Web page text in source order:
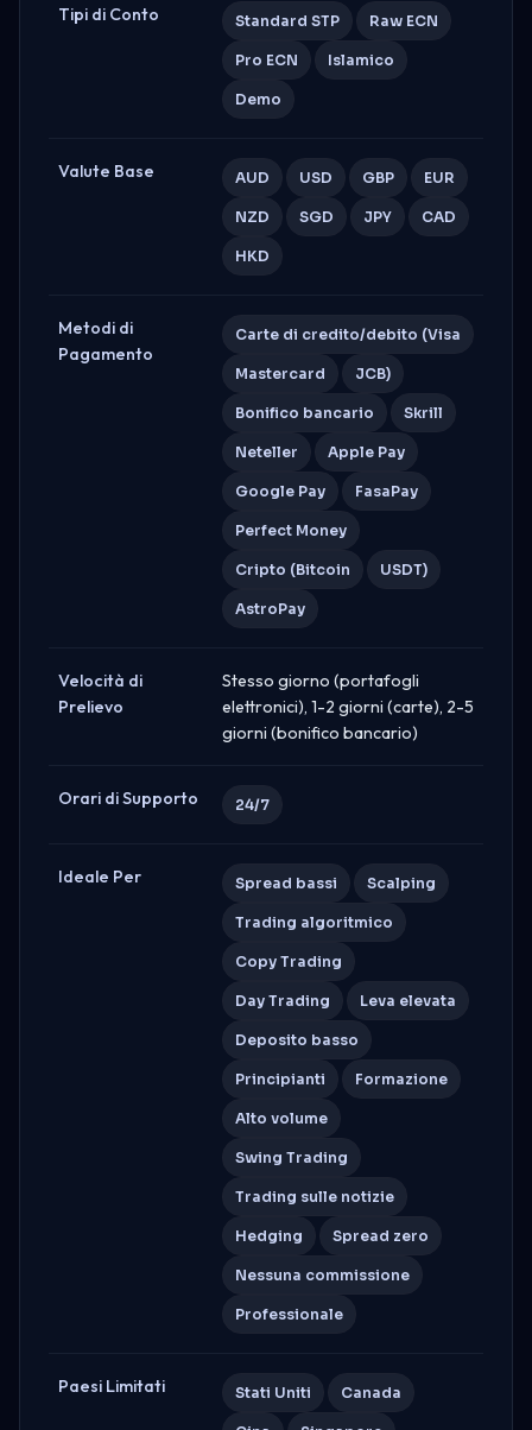
Tipi di Conto Standard STP Raw ECN
Pro ECN Islamico
Demo
Valute Base AUD USD GBP EUR
NZD SGD JPY CAD
HKD
Metodi di
Pagamento
Carte di credito/debito (Visa
Mastercard JCB)
Bonifico bancario Skrill
Neteller Apple Pay
Google Pay FasaPay
Perfect Money
Cripto (Bitcoin USDT)
AstroPay
Velocità di
Prelievo
Stesso giorno (portafogli
elettronici), 1-2 giorni (carte), 2-5
giorni (bonifico bancario)
Orari di Supporto 24/7
Ideale Per Spread bassi Scalping
Trading algoritmico
Copy Trading
Day Trading Leva elevata
Deposito basso
Principianti Formazione
Alto volume
Swing Trading
Trading sulle notizie
Hedging Spread zero
Nessuna commissione
Professionale
Paesi Limitati Stati Uniti Canada